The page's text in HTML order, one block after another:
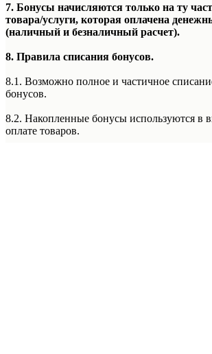
7. Бонусы начисляются только на ту
товара/услуги, которая оплачена
(наличный и безналичный расчет).
8. Правила списания бонусов.
8.1. Возможно полное и частичное
бонусов.
8.2. Накопленные бонусы используются в
оплате товаров.